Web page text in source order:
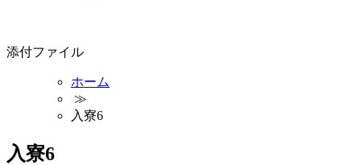
添付ファイル
ホーム
≫
入寮6
入寮6